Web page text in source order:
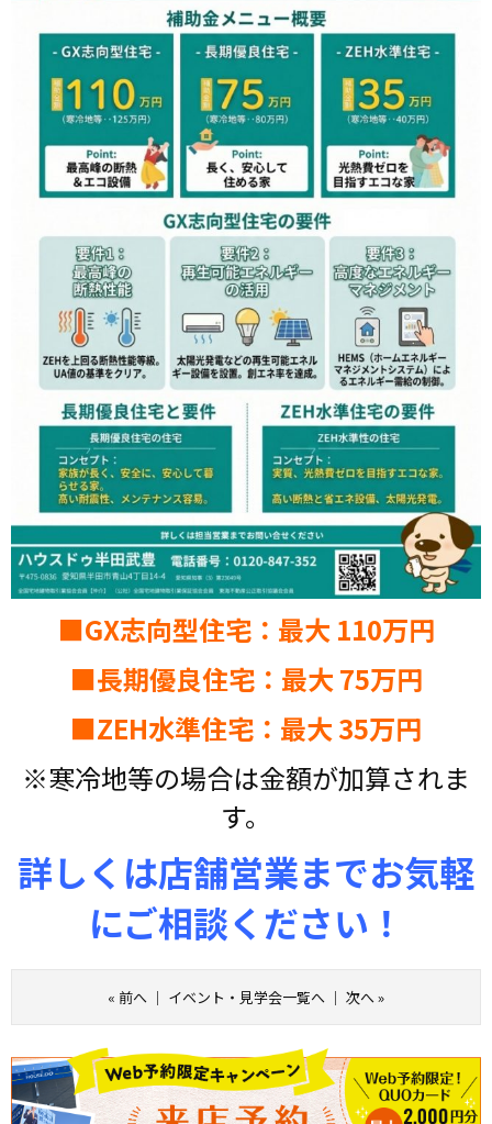
■GX志向型住宅：最大 110万円
■長期優良住宅：最大 75万円
■ZEH水準住宅：最大 35万円
※寒冷地等の場合は金額が加算されま
す。
詳しくは店舗営業までお気軽
にご相談ください！
« 前へ ｜ イベント・見学会一覧へ ｜ 次へ»